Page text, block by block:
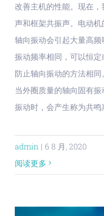
改善主机的性能。现在
声和框架共振声。电动
轴向振动会引起大量高
振动频率相同，可以恒
防止轴向振动的方法相
当外圈质量的轴向固有
振动时，会产生称为共鸣
admin | 6 8 月, 2020
阅读更多